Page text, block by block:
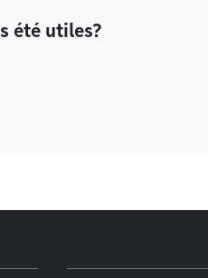
été utiles?